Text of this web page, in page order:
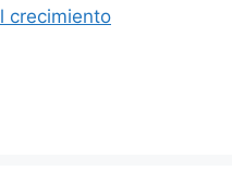
crecimiento